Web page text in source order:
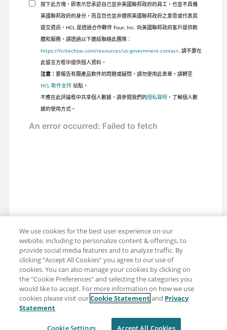
按下此方塊，即表示您承認自己並非美國聯邦政府的員工，也並不具備
美國聯邦政府的身分，而且您也並非遵照美國聯邦政府之意思或代表其
提交資訊。HCL 是透過合作夥伴 Four, Inc. 向美國聯邦政府客戶提供軟
體和服務。請透過以下連結聯絡此團隊：
https://hcltechsw.com/resources/us-government-contact. 請不要在
此留言方框中提供個人資料。
注意： 要報告有關產品軟件的問題或疑問，請勿使用此表單。請轉至
HCL 軟件支持站點。
不應在此評論框中共享個人數據。請參閱我們的隱私聲明 ，了解個人數
據的使用方式。
分享：電子郵件
推特
使用條款
We use cookies for the best user experience on our
website, including to personalize content & offerings, to
provide social media features and to analyze traffic. By
clicking “Accept All Cookies” you agree to our use of
cookies. You can also manage your cookies by clicking on
the "Cookie Preferences" and selecting the categories you
would like to accept. For more information on how we use
cookies please visit ourCookie Statementand Privacy
Statement
Cookie Settings Accept All Cookies